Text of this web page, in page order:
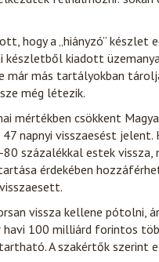
hogy a „hiányzó” készlet
kiadott
már más tartályokban
még létezik.
mértékben csökkent
napnyi visszaesést
százalékkal estek
érdekében
vissza kellene pótolni,
100 milliárd forintos
A szakértők